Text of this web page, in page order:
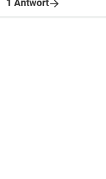
1 Antwort